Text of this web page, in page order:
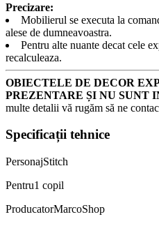
Precizare:
Mobilierul se executa la
alese de dumneavoastra.
Pentru alte nuante decat cele
recalculeaza.
OBIECTELE DE DECOR
PREZENTARE ȘI NU SUNT
multe detalii vă rugăm să ne
Specificații tehnice
PersonajStitch
Pentru1 copil
ProducatorMarcoShop